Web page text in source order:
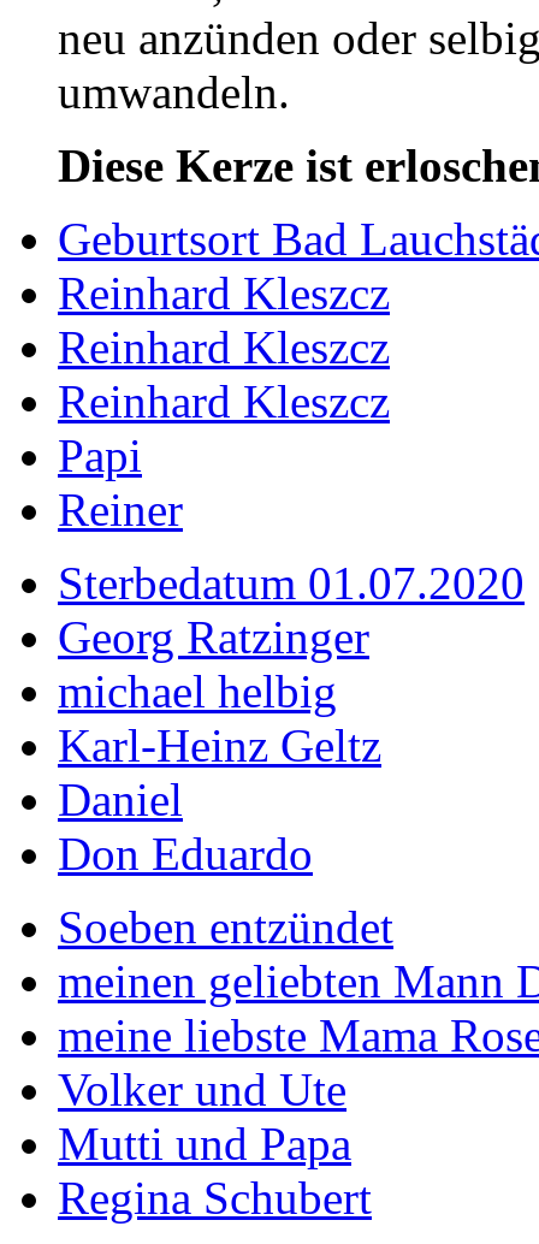
neu anzünden oder
umwandeln.
Diese Kerze ist
Geburtsort Bad
Reinhard Kleszcz
Reinhard Kleszcz
Reinhard Kleszcz
Papi
Reiner
Sterbedatum 01.07.2020
Georg Ratzinger
michael helbig
Karl-Heinz Geltz
Daniel
Don Eduardo
Soeben entzündet
meinen geliebten Mann
meine liebste Mama
Volker und Ute
Mutti und Papa
Regina Schubert